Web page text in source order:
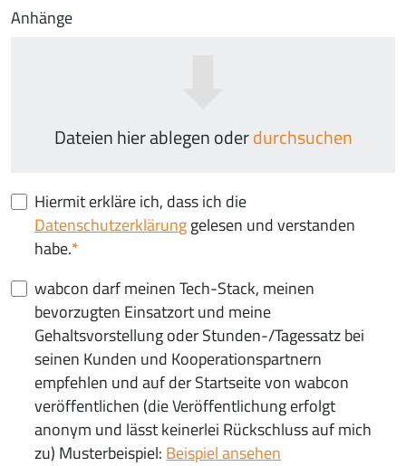
Anhänge
Dateien hier ablegen oderdurchsuchen
Hiermit erkläre ich, dass ich die
Datenschutzerklärunggelesen und verstanden
habe.
wabcon darf meinen Tech-Stack, meinen
bevorzugten Einsatzort und meine
Gehaltsvorstellung oder Stunden-/Tagessatz bei
seinen Kunden und Kooperationspartnern
empfehlen und auf der Startseite von wabcon
veröffentlichen (die Veröffentlichung erfolgt
anonym und lässt keinerlei Rückschluss auf mich
zu) Musterbeispiel: Beispiel ansehen